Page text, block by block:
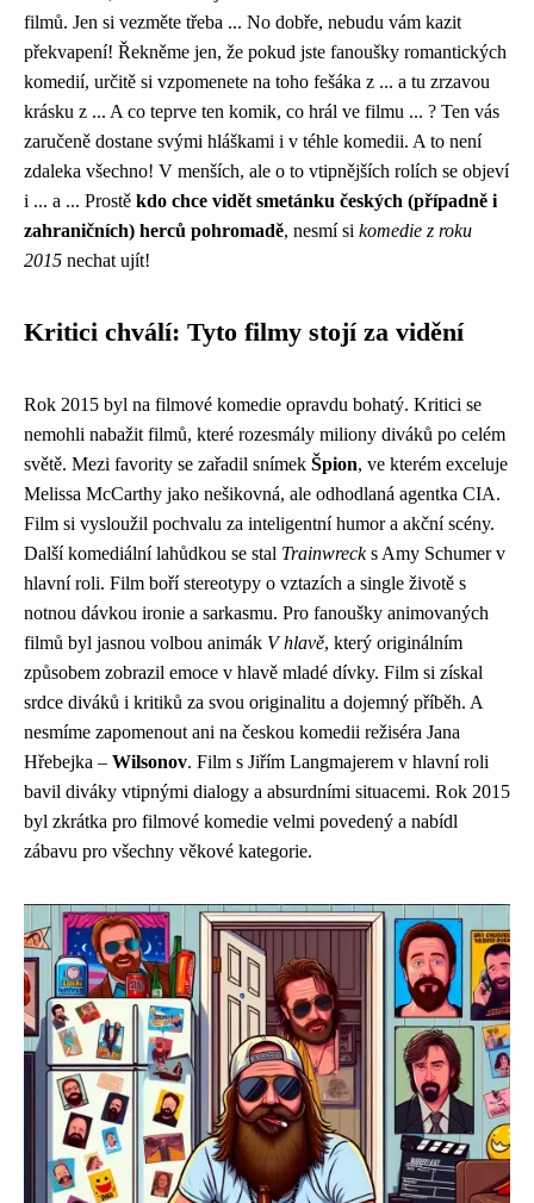
filmů. Jen si vezměte třeba ... No dobře, nebudu vám kazit
překvapení! Řekněme jen, že pokud jste fanoušky romantických
komedií, určitě si vzpomenete na toho fešáka z ... a tu zrzavou
krásku z ... A co teprve ten komik, co hrál ve filmu ... ? Ten vás
zaručeně dostane svými hláškami i v téhle komedii. A to není
zdaleka všechno! V menších, ale o to vtipnějších rolích se objeví
i ... a ... Prostě kdo chce vidět smetánku českých (případně i
zahraničních) herců pohromadě, nesmí si komedie z roku
2015 nechat ujít!
Kritici chválí: Tyto filmy stojí za vidění
Rok 2015 byl na filmové komedie opravdu bohatý. Kritici se
nemohli nabažit filmů, které rozesmály miliony diváků po celém
světě. Mezi favority se zařadil snímek Špion, ve kterém exceluje
Melissa McCarthy jako nešikovná, ale odhodlaná agentka CIA.
Film si vysloužil pochvalu za inteligentní humor a akční scény.
Další komediální lahůdkou se stal Trainwrecks Amy Schumer v
hlavní roli. Film boří stereotypy o vztazích a single životě s
notnou dávkou ironie a sarkasmu. Pro fanoušky animovaných
filmů byl jasnou volbou animák V hlavě, který originálním
způsobem zobrazil emoce v hlavě mladé dívky. Film si získal
srdce diváků i kritiků za svou originalitu a dojemný příběh. A
nesmíme zapomenout ani na českou komedii režiséra Jana
Hřebejka – Wilsonov. Film s Jiřím Langmajerem v hlavní roli
bavil diváky vtipnými dialogy a absurdními situacemi. Rok 2015
byl zkrátka pro filmové komedie velmi povedený a nabídl
zábavu pro všechny věkové kategorie.